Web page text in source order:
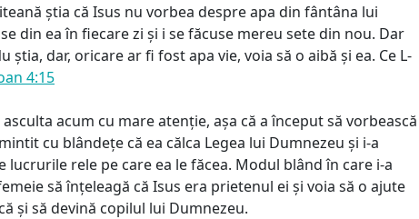
știa că Isus nu vorbea despre apa din fântâna lui
din ea în fiecare zi și i se făcuse mereu sete din nou. Dar
știa, dar, oricare ar fi fost apa vie, voia să o aibă și ea. Ce L-
4:15
acum cu mare atenție, așa că a început să vorbească
cu blândețe că ea călca Legea lui Dumnezeu și i-a
lucrurile rele pe care ea le făcea. Modul blând în care i-a
să înțeleagă că Isus era prietenul ei și voia să o ajute
și să devină copilul lui Dumnezeu.